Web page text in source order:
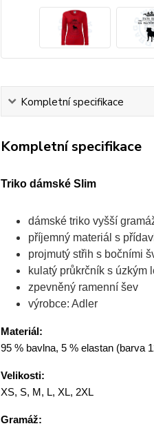
Kompletní specifikace
Kompletní specifikace
Triko dámské Slim
dámské triko vyšší
příjemný materiál s
projmutý střih s bočními
kulatý průkrčník s úzkým
zpevněný ramenní šev
výrobce: Adler
Materiál:
95 % bavlna, 5 % elastan (barva
Velikosti:
XS, S, M, L, XL, 2XL
Gramáž: